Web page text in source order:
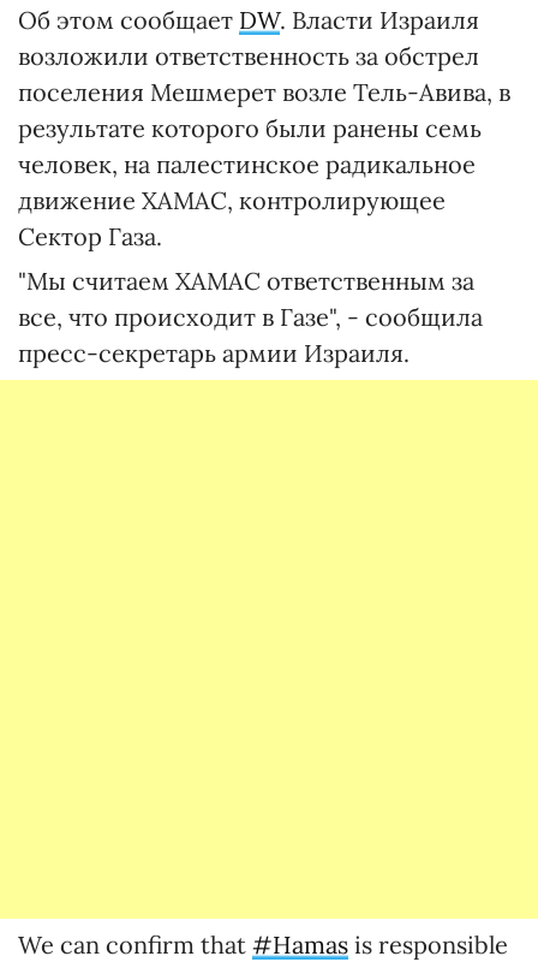
Об этом сообщает DW. Власти Израиля
возложили ответственность за обстрел
поселения Мешмерет возле Тель-Авива, в
результате которого были ранены семь
человек, на палестинское радикальное
движение ХАМАС, контролирующее
Сектор Газа.
"Мы считаем ХАМАС ответственным за
все, что происходит в Газе", - сообщила
пресс-секретарь армии Израиля.
We can confirm that #Hamas is responsible